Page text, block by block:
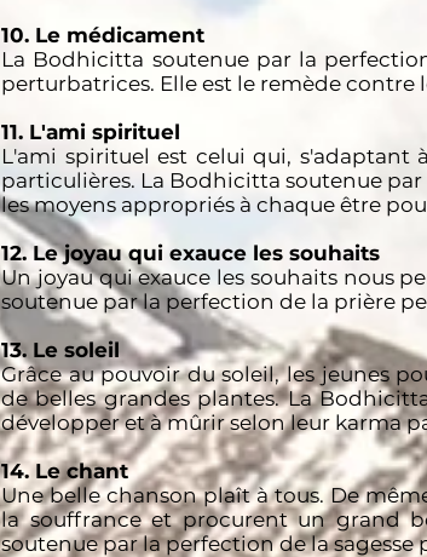
10. Le médicament
La Bodhicitta soutenue par la
perturbatrices. Elle est le remède contre
11. L'ami spirituel
L'ami spirituel est celui qui, s'adaptant
particulières. La Bodhicitta soutenue
les moyens appropriés à chaque être
12. Le joyau qui exauce les souhaits
Un joyau qui exauce les souhaits nous
soutenue par la perfection de la prière
13. Le soleil
Grâce au pouvoir du soleil, les jeunes
de belles grandes plantes. La
développer et à mûrir selon leur karma
14. Le chant
Une belle chanson plaît à tous. De
la souffrance et procurent un grand
soutenue par la perfection de la sagesse